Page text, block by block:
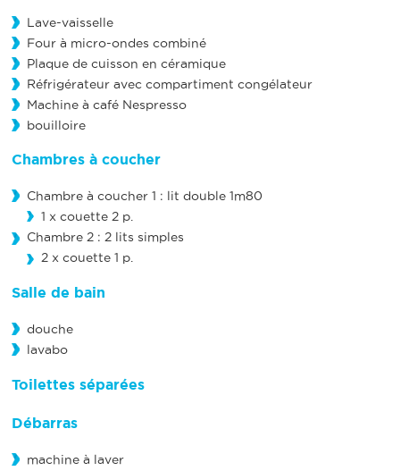
Lave-vaisselle
Four à micro-ondes combiné
Plaque de cuisson en céramique
Réfrigérateur avec compartiment congélateur
Machine à café Nespresso
bouilloire
Chambres à coucher
Chambre à coucher 1 : lit double 1m80
1 x couette 2 p.
Chambre 2 : 2 lits simples
2 x couette 1 p.
Salle de bain
douche
lavabo
Toilettes séparées
Débarras
machine à laver